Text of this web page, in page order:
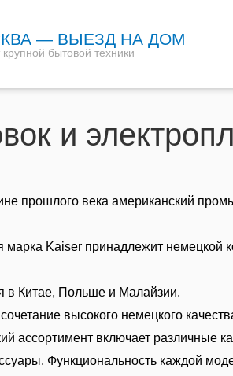
— ВЫЕЗД НА ДОМ
бытовой техники
и
прошлого века американский
марка Kaiser принадлежит немецкой
в Китае, Польше и Малайзии.
высокого немецкого
ассортимент включает различные
Функциональность каждой